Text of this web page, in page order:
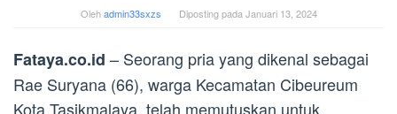
Olehadmin33sxzs Diposting padaJanuari 13, 2024
Fataya.co.id – Seorang pria yang dikenal sebagai
Rae Suryana (66), warga Kecamatan Cibeureum
Kota Tasikmalaya, telah memutuskan untuk